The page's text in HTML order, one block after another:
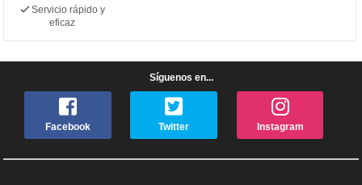
Servicio rápido y
eficaz
Síguenos en...
Facebook Twitter Instagram